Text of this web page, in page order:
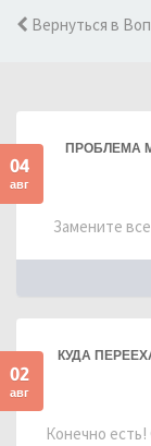
Вернуться в
04
авг
ПРОБЛЕМА
Замените
02
авг
КУДА
Конечно